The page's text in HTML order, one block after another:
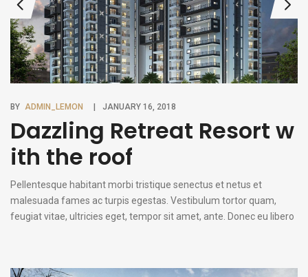
BY ADMIN_LEMON JANUARY 16, 2018
Dazzling Retreat Resort w
ith the roof
Pellentesque habitant morbi tristique senectus et netus et
malesuada fames ac turpis egestas. Vestibulum tortor quam,
feugiat vitae, ultricies eget, tempor sit amet, ante. Donec eu libero